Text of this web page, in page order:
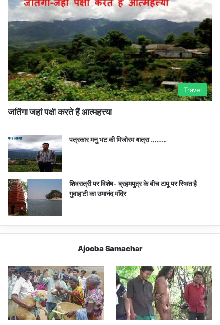
Travel
जतिंगा जहां पक्षी करते हैं आत्महत्त्या
पत्रकार मनु भट की मिजोरम यात्रा ………
शिवरात्री पर विशेष- ब्रहमपुत्र के बीच टापू पर स्थित है
गुवाहाटी का उमानंद मंदिर
Ajooba Samachar